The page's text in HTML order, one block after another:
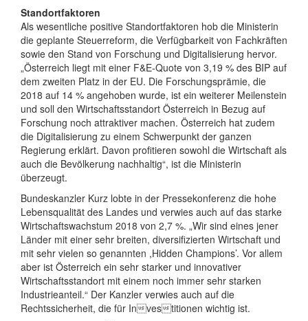
Standortfaktoren
Als wesentliche positive Standortfaktoren hob die Ministerin
die geplante Steuerreform, die Verfügbarkeit von Fachkräften
sowie den Stand von Forschung und Digitalisierung hervor.
„Österreich liegt mit einer F&E-Quote von 3,19 % des BIP auf
dem zweiten Platz in der EU. Die Forschungsprämie, die
2018 auf 14 % angehoben wurde, ist ein weiterer Meilenstein
und soll den Wirtschaftsstandort Österreich in Bezug auf
Forschung noch attraktiver machen. Österreich hat zudem
die Digitalisierung zu einem Schwerpunkt der ganzen
Regierung erklärt. Davon profitieren sowohl die Wirtschaft als
auch die Bevölkerung nachhaltig“, ist die Ministerin
überzeugt.
Bundeskanzler Kurz lobte in der Pressekonferenz die hohe
Lebensqualität des Landes und verwies auch auf das starke
Wirtschaftswachstum 2018 von 2,7 %. „Wir sind eines jener
Länder mit einer sehr breiten, diversifizierten Wirtschaft und
mit sehr vielen so genannten ,Hidden Champions’. Vor allem
aber ist Österreich ein sehr starker und innovativer
Wirtschaftsstandort mit einem noch immer sehr starken
Industrieanteil.“ Der Kanzler verwies auch auf die
Rechtssicherheit, die für Investitionen wichtig ist.